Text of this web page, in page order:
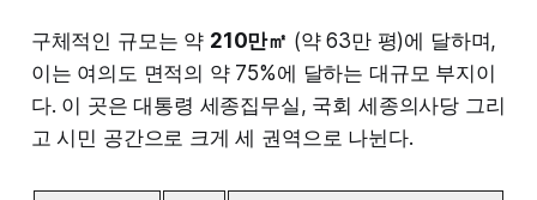
구체적인 규모는 약 210만㎡ (약 63만 평)에 달하며,
이는 여의도 면적의 약 75%에 달하는 대규모 부지이
다. 이 곳은 대통령 세종집무실, 국회 세종의사당 그리
고 시민 공간으로 크게 세 권역으로 나뉜다.